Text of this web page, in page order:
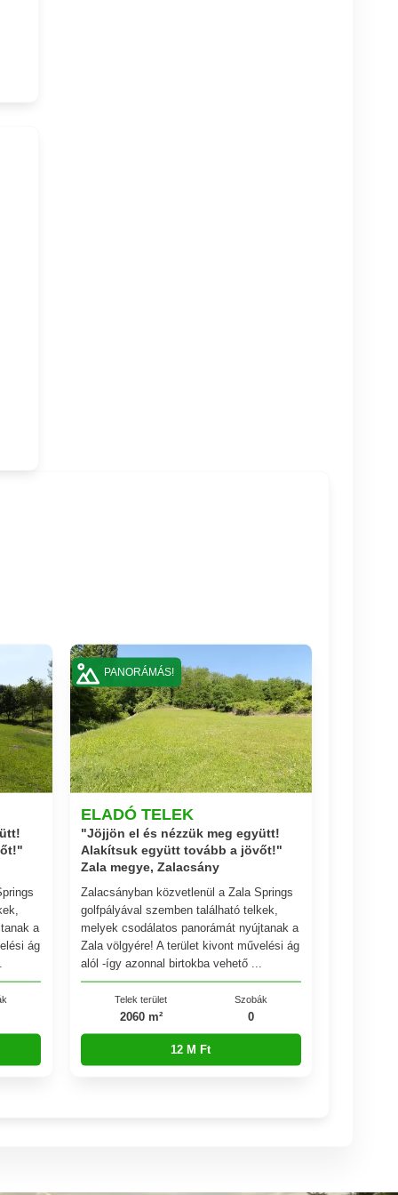
a
ág
ELADÓ TELEK
"Jöjjön el és nézzük meg együtt!
Alakítsuk együtt tovább a jövőt!"
Zala megye, Zalacsány
Zalacsányban közvetlenül a Zala Springs
golfpályával szemben található telkek,
melyek csodálatos panorámát nyújtanak a
Zala völgyére! A terület kivont művelési ág
alól -így azonnal birtokba vehető ...
Telek terület
2060 m²
Szobák
0
12 M Ft
PANORÁMÁS!